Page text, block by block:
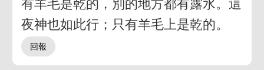
有羊毛是乾的，別的地方都有露水。這
夜神也如此行；只有羊毛上是乾的。